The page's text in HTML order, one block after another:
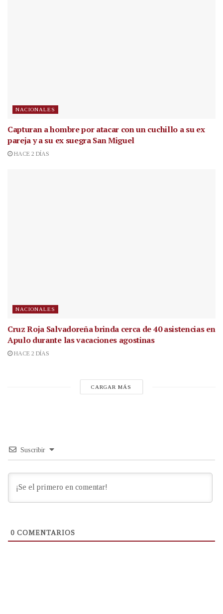
NACIONALES
Capturan a hombre por atacar con un cuchillo a su ex
pareja y a su ex suegra San Miguel
HACE 2 DÍAS
NACIONALES
Cruz Roja Salvadoreña brinda cerca de 40 asistencias en
Apulo durante las vacaciones agostinas
HACE 2 DÍAS
CARGAR MÁS
Suscribir
0 COMENTARIOS